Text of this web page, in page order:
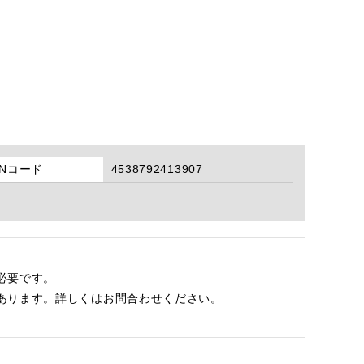
コード 4538792413907
です。
ます。詳しくはお問合わせください。